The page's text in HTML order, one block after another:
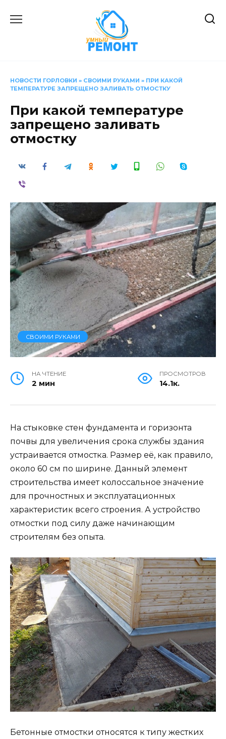
НОВОСТИ ГОРЛОВКИ » СВОИМИ РУКАМИ » ПРИ КАКОЙ
ТЕМПЕРАТУРЕ ЗАПРЕЩЕНО ЗАЛИВАТЬ ОТМОСТКУ
При какой температуре
запрещено заливать
отмостку
СВОИМИ РУКАМИ
НА ЧТЕНИЕ
2 мин
ПРОСМОТРОВ
14.1к.
На стыковке стен фундамента и горизонта
почвы для увеличения срока службы здания
устраивается отмостка. Размер её, как правило,
около 60 см по ширине. Данный элемент
строительства имеет колоссальное значение
для прочностных и эксплуатационных
характеристик всего строения. А устройство
отмостки под силу даже начинающим
строителям без опыта.
Бетонные отмостки относятся к типу жестких